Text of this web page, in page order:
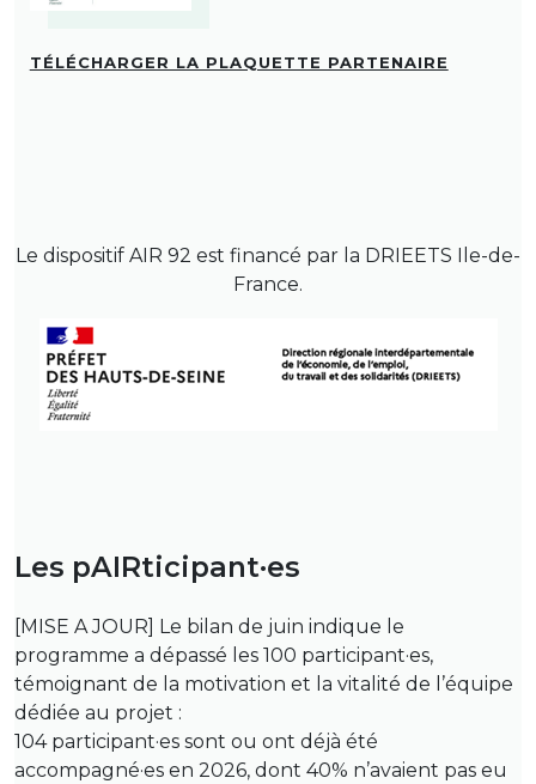
TÉLÉCHARGER LA PLAQUETTE PARTENAIRE
Le dispositif AIR 92 est financé par la DRIEETS Ile-de-
France.
Les pAIRticipant·es
[MISE A JOUR] Le bilan de juin indique le
programme a dépassé les 100 participant·es,
témoignant de la motivation et la vitalité de l’équipe
dédiée au projet :
104 participant·es sont ou ont déjà été
accompagné·es en 2026, dont 40% n’avaient pas eu